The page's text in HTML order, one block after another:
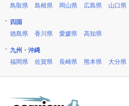
鳥取県
島根県 岡山県 広島県 山口県
四国
徳島県
香川県 愛媛県 高知県
九州・沖縄
福岡県
佐賀県 長崎県 熊本県 大分県